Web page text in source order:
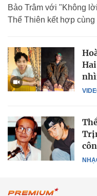
Bảo Trâm với "Không
Thể Thiên kết hợp